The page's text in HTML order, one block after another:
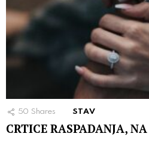
50 Shares STAV
CRTICE RASPADANJA,